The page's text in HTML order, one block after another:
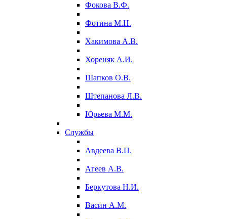
Фокова В.Ф.
Фотина М.Н.
Хакимова А.В.
Хореняк А.И.
Шапков О.В.
Штепанова Л.В.
Юрьева М.М.
Службы
Авдеева В.П.
Агеев А.В.
Беркутова Н.И.
Васин А.М.